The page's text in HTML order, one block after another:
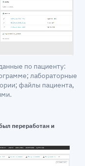
по пациенту:
лабораторные
файлы пациента,
переработан и